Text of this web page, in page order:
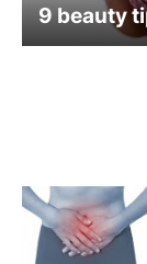
9 beauty